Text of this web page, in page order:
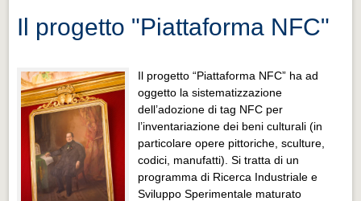
Il progetto "Piattaforma NFC"
Il progetto “Piattaforma NFC” ha ad
oggetto la sistematizzazione
dell’adozione di tag NFC per
l’inventariazione dei beni culturali (in
particolare opere pittoriche, sculture,
codici, manufatti). Si tratta di un
programma di Ricerca Industriale e
Sviluppo Sperimentale maturato